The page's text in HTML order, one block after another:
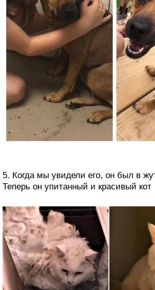
5. Когда мы увидели его, он был в
Теперь он упитанный и красивый кот